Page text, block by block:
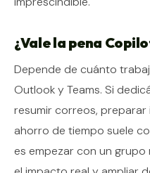
¿Vale la pena
Depende de cuánto
Outlook y Teams. Si
resumir correos, preparar
ahorro de tiempo suele
es empezar con un